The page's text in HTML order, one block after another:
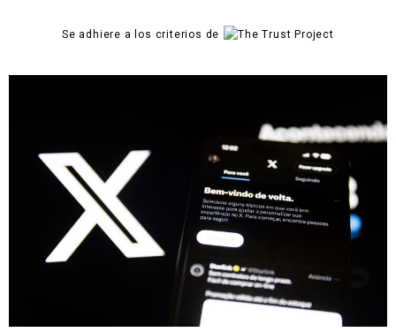
Se adhiere a los criterios de